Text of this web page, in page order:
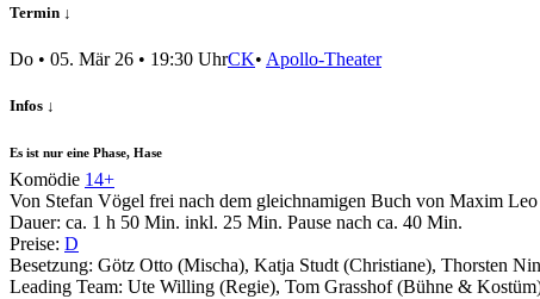
Termin ↓
Do • 05. Mär 26 • 19:30 UhrCK• Apollo-Theater
Infos ↓
Es ist nur eine Phase, Hase
Komödie 14+
Von Stefan Vögel frei nach dem gleichnamigen Buch von Maxim
Dauer: ca. 1 h 50 Min. inkl. 25 Min. Pause nach ca. 40 Min.
Preise: D
Besetzung: Götz Otto (Mischa), Katja Studt (Christiane), Thorsten
Leading Team: Ute Willing (Regie), Tom Grasshof (Bühne &